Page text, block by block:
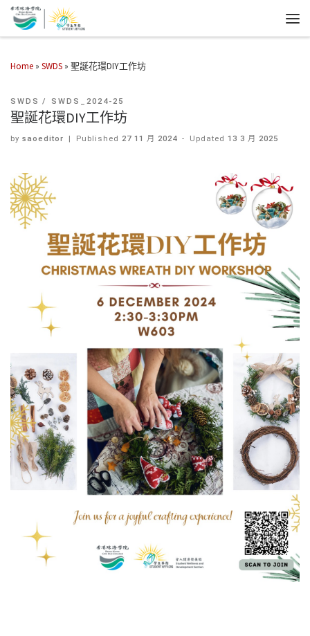
Home » SWDS » 聖誕花環DIY工作坊
SWDS SWDS_2024-25
聖誕花環DIY工作坊
by saoeditor | Published 27 11 月 2024 - Updated13 3 月 2025